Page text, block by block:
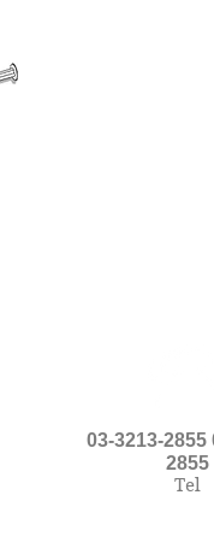
03-3213-2855
2855
Tel